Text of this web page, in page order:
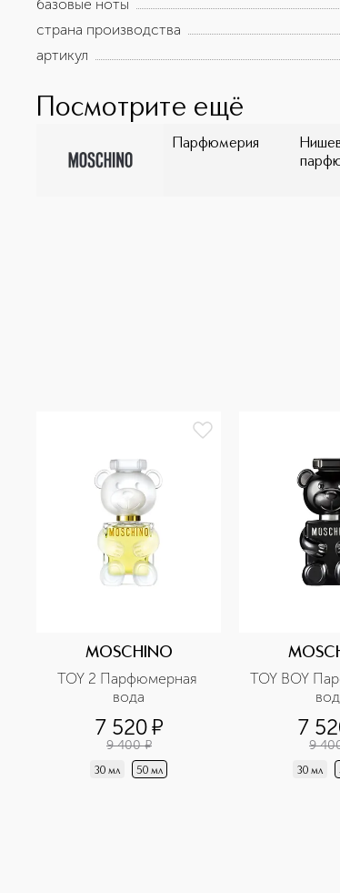
базовые ноты
страна производства
артикул
Посмотрите ещё
Парфюмерия
MOSCHINO
TOY 2 Парфюмерная
вода
7 520¤
9 400 ¤
30 мл 50 мл
TOY BOY
7
9
30 мл